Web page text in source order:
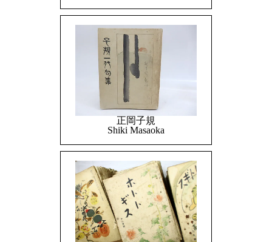
正岡子規
Shiki Masaoka